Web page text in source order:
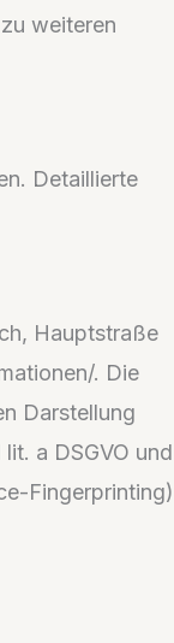
weiteren
Detaillierte
Hauptstraße
. Die
Darstellung
a DSGVO und
Fingerprinting)